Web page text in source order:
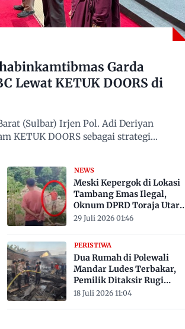
Garda
Lewat KETUK DOORS di
(Sulbar) Irjen Pol. Adi Deriyan
KETUK DOORS sebagai strategi
NEWS
Meski Kepergok di Lokasi
Tambang Emas Ilegal,
Oknum DPRD Toraja Utara
Belum Jadi Tersangka
29 Juli 2026 01:46
PERISTIWA
Dua Rumah di Polewali
Mandar Ludes Terbakar,
Pemilik Ditaksir Rugi
Rp200 Juta
18 Juli 2026 11:04